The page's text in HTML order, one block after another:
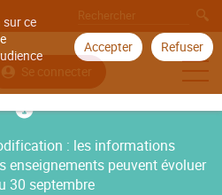
ce
Accepter Refuser
Se connecter
: les informations
enseignements peuvent évoluer
30 septembre